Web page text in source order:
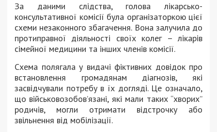
За даними слідства, голова лікарсько-
консультативної комісії була організаторкою цієї
схеми незаконного збагачення. Вона залучила до
протиправної діяльності своїх колег – лікарів
сімейної медицини та інших членів комісії.
Схема полягала у видачі фіктивних довідок про
встановлення громадянам діагнозів, які
засвідчували потребу в їх догляді. Це означало,
що військовозобов’язані, які мали таких “хворих”
родичів, могли отримати відстрочку або
звільнення від мобілізації.